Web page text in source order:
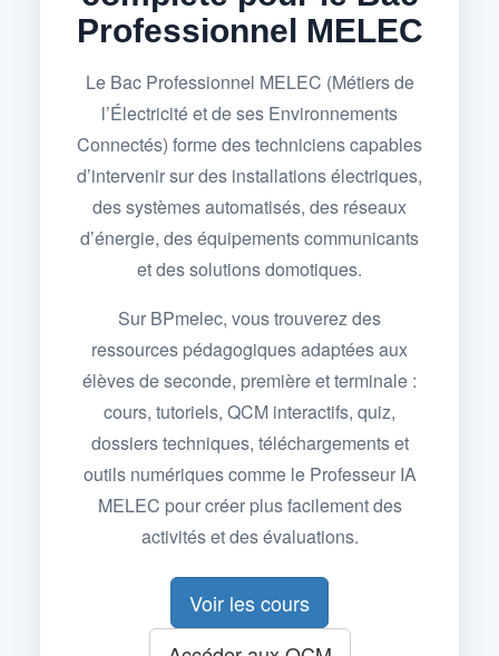
Professionnel MELEC
Le Bac Professionnel MELEC (Métiers de
l’Électricité et de ses Environnements
Connectés) forme des techniciens capables
d’intervenir sur des installations électriques,
des systèmes automatisés, des réseaux
d’énergie, des équipements communicants
et des solutions domotiques.
Sur BPmelec, vous trouverez des
ressources pédagogiques adaptées aux
élèves de seconde, première et terminale :
cours, tutoriels, QCM interactifs, quiz,
dossiers techniques, téléchargements et
outils numériques comme le Professeur IA
MELEC pour créer plus facilement des
activités et des évaluations.
Voir les cours